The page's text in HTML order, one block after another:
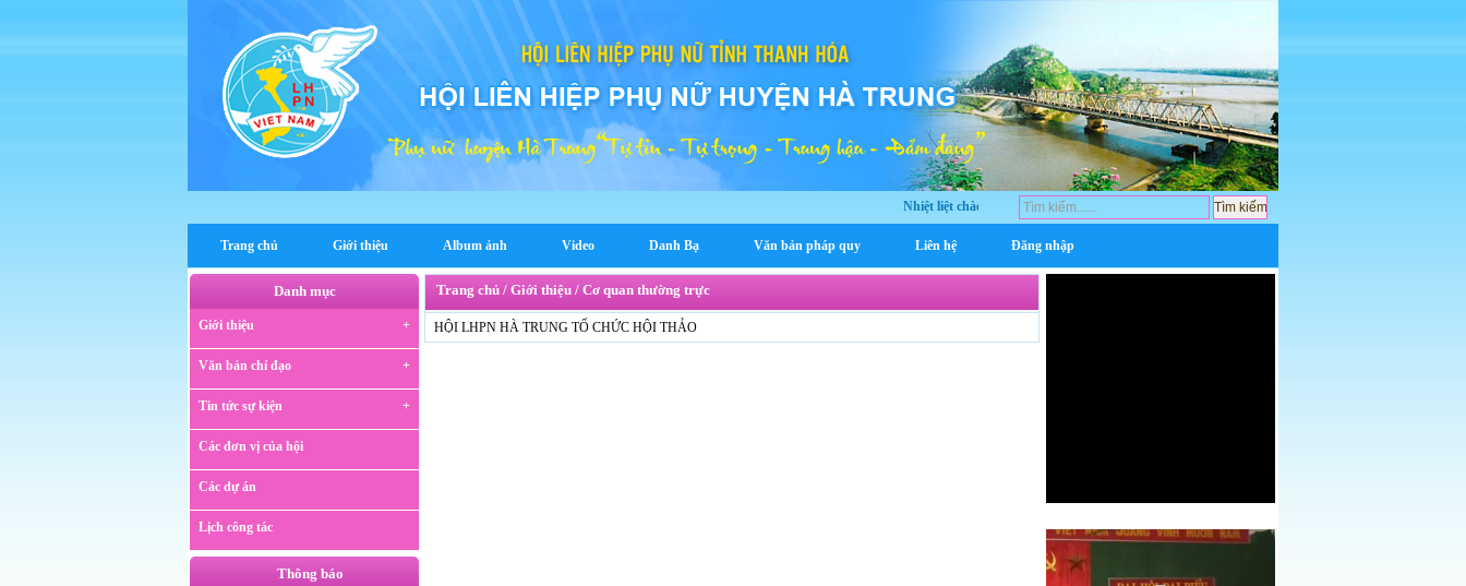
Nhiệt liệt chào mừng ngày Quốc tế phụ nữ 8/3
Trang chủ Giới thiệu Album ảnh Video Danh Bạ Văn bản pháp quy Liên hệ Đăng nhập
Danh mục
Giới thiệu
Văn bản chỉ đạo
Tin tức sự kiện
Các đơn vị của hội
Các dự án
Lịch công tác
Thông báo
Trang chủ / Giới thiệu / Cơ quan thường trực
HỘI LHPN HÀ TRUNG TỔ CHỨC HỘI THẢO